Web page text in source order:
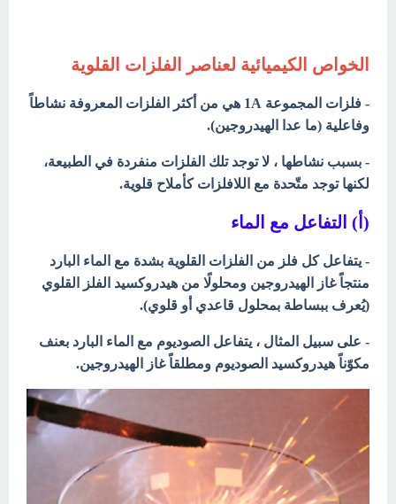
الخواص الكيميائية لعناصر الفلزات القلوية
- فلزات المجموعة 1A هي من أكثر الفلزات المعروفة نشاطاً
وفاعلية (ما عدا الهيدروجين).
- بسبب نشاطها ، لا توجد تلك الفلزات منفردة في الطبيعة،
لكنها توجد متّحدة مع اللافلزات كأملاح قلوية.
(أ) التفاعل مع الماء
- يتفاعل كل فلز من الفلزات القلوية بشدة مع الماء البارد
منتجاً غاز الهيدروجين ومحلولًا من هيدروكسيد الفلز القلوي
(يُعرف ببساطة بمحلول قاعدي أو قلوي).
- على سبيل المثال ، يتفاعل الصوديوم مع الماء البارد بعنف
مكوّناً هيدروكسيد الصوديوم ومطلقاً غاز الهيدروجين.